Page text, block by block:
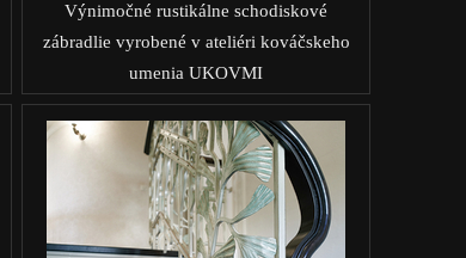
Výnimočné rustikálne schodiskové
zábradlie vyrobené v ateliéri kováčskeho
umenia UKOVMI